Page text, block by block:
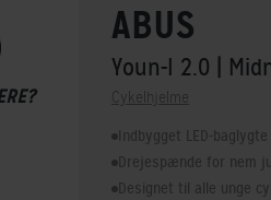
ABUS
Youn-I 2.0 |
Cykelhjelme
Indbygget LED-baglygte
Drejespænde for nem
Designet til alle unge